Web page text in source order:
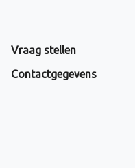
Vraag stellen
Contactgegevens